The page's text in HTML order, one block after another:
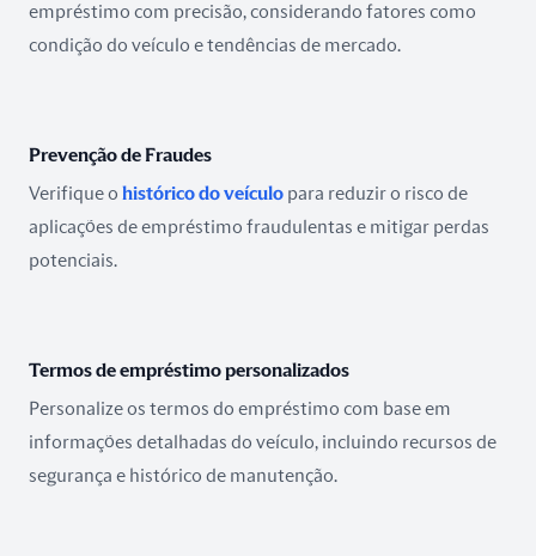
empréstimo com precisão, considerando fatores como
condição do veículo e tendências de mercado.
Prevenção de Fraudes
Verifique o histórico do veículo para reduzir o risco de
aplicações de empréstimo fraudulentas e mitigar perdas
potenciais.
Termos de empréstimo personalizados
Personalize os termos do empréstimo com base em
informações detalhadas do veículo, incluindo recursos de
segurança e histórico de manutenção.